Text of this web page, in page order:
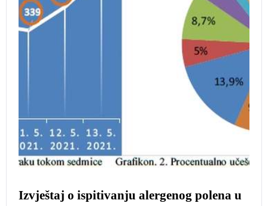
Izvještaj o ispitivanju alergenog polena u